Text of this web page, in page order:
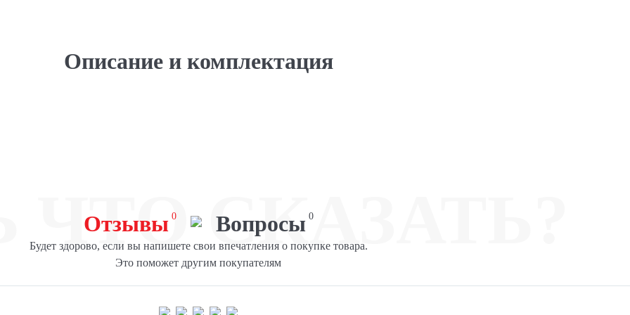
Описание и комплектация
ЧТО СКАЗАТЬ?
Отзывы 0 Вопросы 0
Будет здорово, если вы напишете свои впечатления о покупке товара.
Это поможет другим покупателям